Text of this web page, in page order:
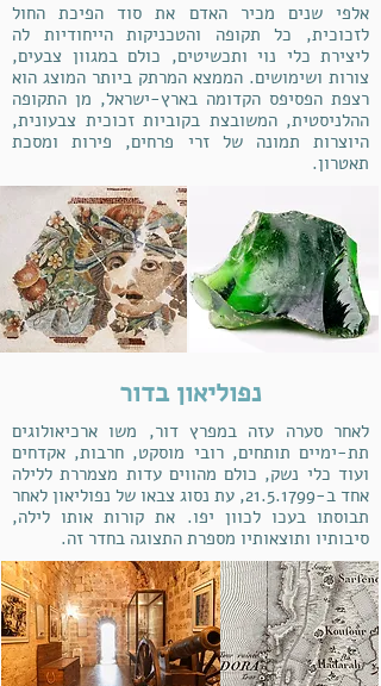
אלפי שנים מכיר האדם את סוד הפיכת החול
לזכוכית, כל תקופה והטכניקות הייחודיות לה
ליצירת כלי נוי ותכשיטים, כולם במגוון צבעים,
צורות ושימושים. הממצא המרתק ביותר המוצג הוא
רצפת הפסיפס הקדומה בארץ-ישראל, מן התקופה
ההלניסטית, המשובצת בקוביות זכוכית צבעונית,
היוצרות תמונה של זרי פרחים, פירות ומסכת
תאטרון.
נפוליאון בדור
לאחר סערה עזה במפרץ דור, משו ארכיאולוגים
תת-ימיים תותחים, רובי מוסקט, חרבות, אקדחים
ועוד כלי נשק, כולם מהווים עדות מצמררת ללילה
אחד ב-21.5.1799, עת נסוג צבאו של נפוליאון לאחר
תבוסתו בעכו לכוון יפו. את קורות אותו לילה,
סיבותיו ותוצאותיו מספרת התצוגה בחדר זה.